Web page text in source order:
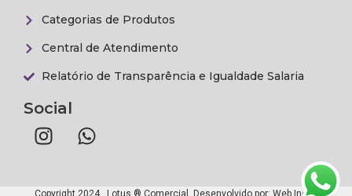
Categorias de Produtos
Central de Atendimento
Relatório de Transparência e Igualdade Salaria
Social